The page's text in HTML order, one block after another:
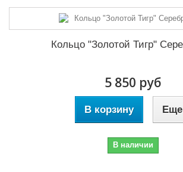
Кольцо "Золотой Тигр"
5 850 руб
В корзину Еще
В наличии